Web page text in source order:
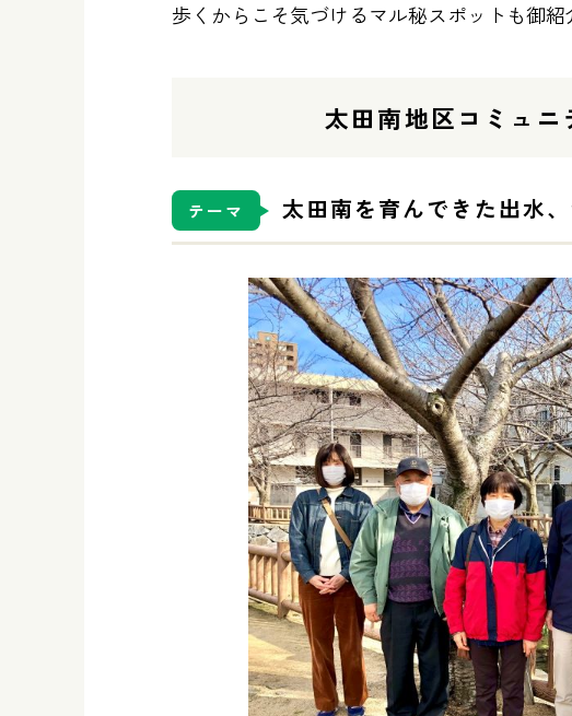
歩くからこそ気づけるマル秘スポットも御紹
太田南地区コミュ
テーマ 太田南を育んできた出水